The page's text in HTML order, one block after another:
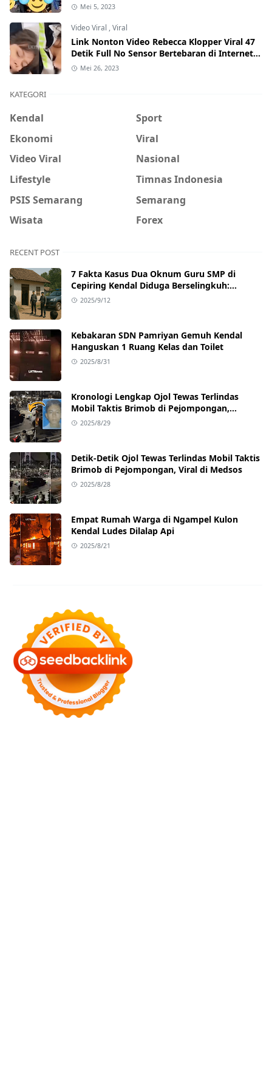
Mei 5, 2023
Video Viral ,Viral
Link Nonton Video Rebecca Klopper Viral 47
Detik Full No Sensor Bertebaran di Internet,
Hati-Hati Phising!
Mei 26, 2023
KATEGORI
Kendal
Sport
Ekonomi
Viral
Video Viral
Nasional
Lifestyle
Timnas Indonesia
PSIS Semarang
Semarang
Wisata
Forex
RECENT POST
7 Fakta Kasus Dua Oknum Guru SMP di
Cepiring Kendal Diduga Berselingkuh:
Kronologi, Pengakuan, hingga Sanksi
2025/9/12
Kebakaran SDN Pamriyan Gemuh Kendal
Hanguskan 1 Ruang Kelas dan Toilet
2025/8/31
Kronologi Lengkap Ojol Tewas Terlindas
Mobil Taktis Brimob di Pejompongan,
Ternyata Sedang Antar Orderan
2025/8/29
Detik-Detik Ojol Tewas Terlindas Mobil Taktis
Brimob di Pejompongan, Viral di Medsos
2025/8/28
Empat Rumah Warga di Ngampel Kulon
Kendal Ludes Dilalap Api
2025/8/21